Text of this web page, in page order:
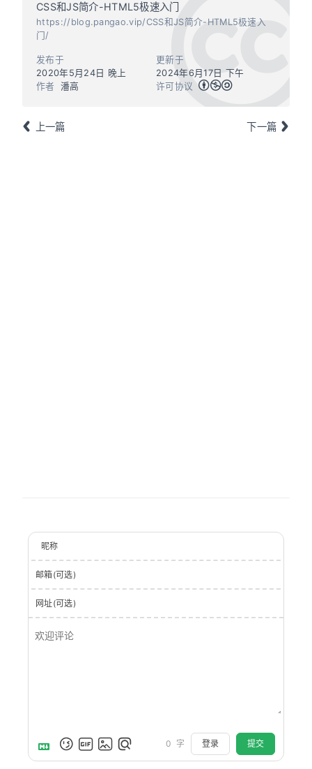
CSS和JS简介-HTML5极速入门
https://blog.pangao.vip/CSS和JS简介-HTML5极速入
门/
作者 潘高
发布于
2020年5月24日 晚上
更新于
2024年6月17日 下午
许可协议
上一篇 下一篇
昵称
邮箱(可选)
网址(可选)
0 字 登录 提交